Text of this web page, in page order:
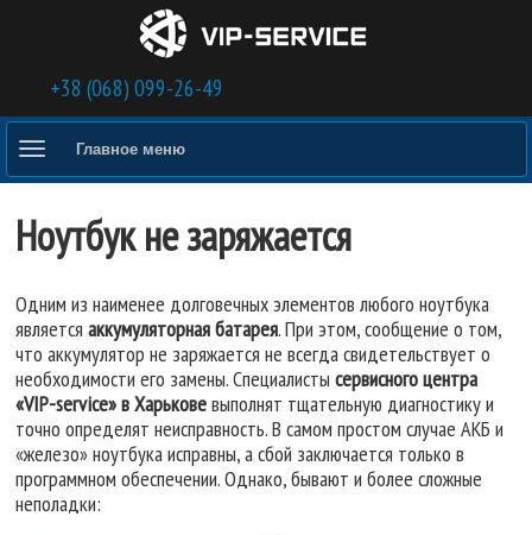
Перейти к основному содержанию
+38 (068) 099-26-49
Главное меню
Ноутбук не заряжается
Одним из наименее долговечных элементов любого ноутбука
являетсяаккумуляторная батарея. При этом, сообщение о том,
что аккумулятор не заряжается не всегда свидетельствует о
необходимости его замены. Специалистысервисного центра
«VIP-service» в Харьковевыполнят тщательную диагностику и
точно определят неисправность. В самом простом случае АКБ и
«железо» ноутбука исправны, а сбой заключается только в
программном обеспечении. Однако, бывают и более сложные
неполадки: